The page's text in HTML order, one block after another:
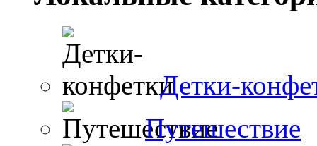
Детки-
Путешествие